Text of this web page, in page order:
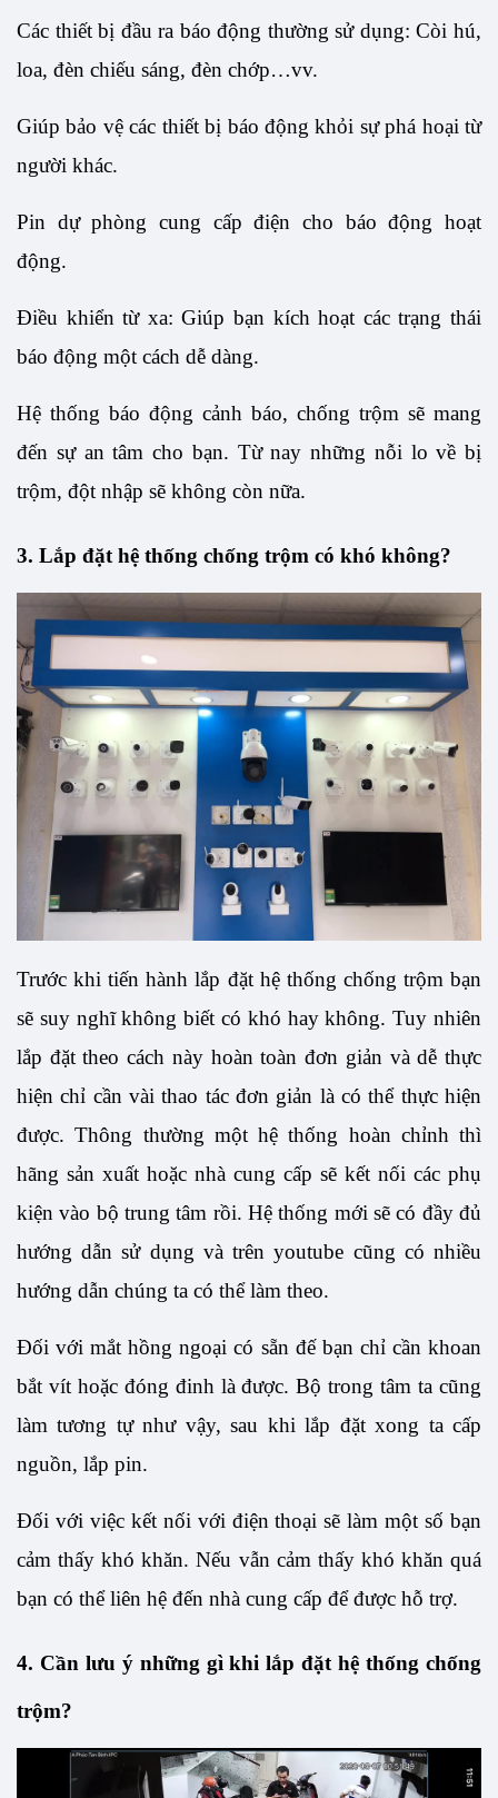
Các thiết bị đầu ra báo động thường sử dụng: Còi hú,
loa, đèn chiếu sáng, đèn chớp…vv.
Giúp bảo vệ các thiết bị báo động khỏi sự phá hoại từ
người khác.
Pin dự phòng cung cấp điện cho báo động hoạt
động.
Điều khiển từ xa: Giúp bạn kích hoạt các trạng thái
báo động một cách dễ dàng.
Hệ thống báo động cảnh báo, chống trộm sẽ mang
đến sự an tâm cho bạn. Từ nay những nỗi lo về bị
trộm, đột nhập sẽ không còn nữa.
3. Lắp đặt hệ thống chống trộm có khó không?
Trước khi tiến hành lắp đặt hệ thống chống trộm bạn
sẽ suy nghĩ không biết có khó hay không. Tuy nhiên
lắp đặt theo cách này hoàn toàn đơn giản và dễ thực
hiện chỉ cần vài thao tác đơn giản là có thể thực hiện
được. Thông thường một hệ thống hoàn chỉnh thì
hãng sản xuất hoặc nhà cung cấp sẽ kết nối các phụ
kiện vào bộ trung tâm rồi. Hệ thống mới sẽ có đầy đủ
hướng dẫn sử dụng và trên youtube cũng có nhiều
hướng dẫn chúng ta có thể làm theo.
Đối với mắt hồng ngoại có sẵn đế bạn chỉ cần khoan
bắt vít hoặc đóng đinh là được. Bộ trong tâm ta cũng
làm tương tự như vậy, sau khi lắp đặt xong ta cấp
nguồn, lắp pin.
Đối với việc kết nối với điện thoại sẽ làm một số bạn
cảm thấy khó khăn. Nếu vẫn cảm thấy khó khăn quá
bạn có thể liên hệ đến nhà cung cấp để được hỗ trợ.
4. Cần lưu ý những gì khi lắp đặt hệ thống chống
trộm?